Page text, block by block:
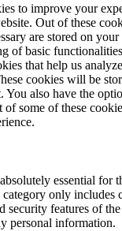
to improve your
Out of these
are stored on
of basic
that help us
cookies will be
also have the
some of these
essential for
only includes
security features of
personal information.